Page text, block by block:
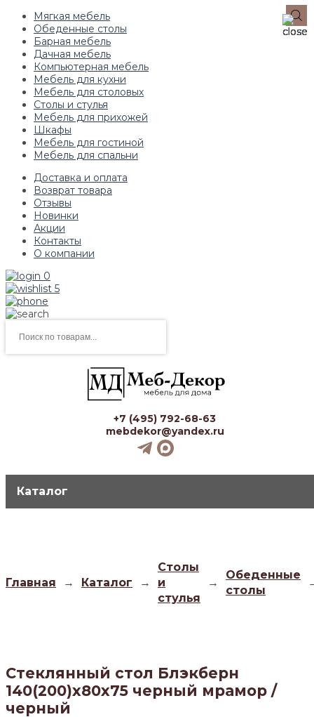
Мягкая мебель
Обеденные столы
Барная мебель
Дачная мебель
Компьютерная мебель
Мебель для кухни
Мебель для столовых
Столы и стулья
Мебель для прихожей
Шкафы
Мебель для гостиной
Мебель для спальни
Доставка и оплата
Возврат товара
Отзывы
Новинки
Акции
Контакты
О компании
0
5
товаров
+7 (495) 792-68-63
mebdekor@yandex.ru
Каталог
Главная → Каталог →
Столы
и
стулья
→
Обеденные
столы
Стеклянный стол Блэкберн
140(200)х80х75 черный мрамор /
черный